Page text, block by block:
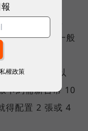
太容易。他坦
力仍有限。一般
到 800
多數方案會以
卡約需新台幣 10
得配置 2 張或 4
權政策